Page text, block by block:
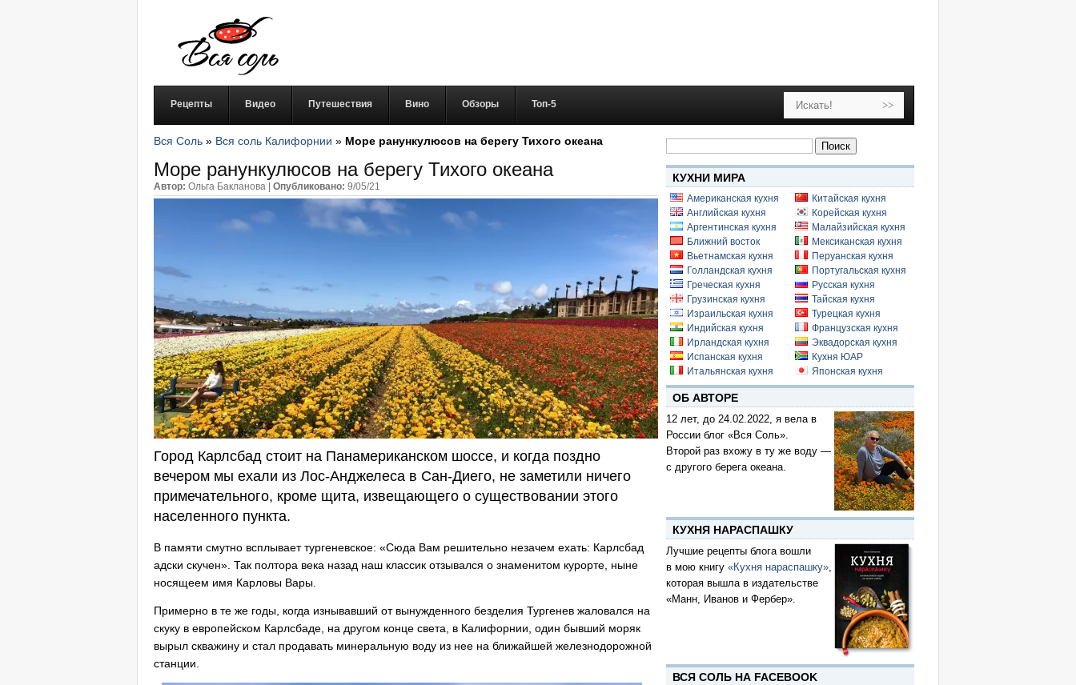
Рецепты Видео Путешествия Вино Обзоры Топ-5
Вся Соль » Вся соль Калифорнии » Море ранункулюсов на берегу Тихого океана
Море ранункулюсов на берегу Тихого океана
Автор: Ольга Бакланова | Опубликовано: 9/05/21
Город Карлсбад стоит на Панамериканском шоссе, и когда поздно
вечером мы ехали из Лос-Анджелеса в Сан-Диего, не заметили ничего
примечательного, кроме щита, извещающего о существовании этого
населенного пункта.
В памяти смутно всплывает тургеневское: «Сюда Вам решительно незачем ехать: Карлсбад
адски скучен». Так полтора века назад наш классик отзывался о знаменитом курорте, ныне
носящеем имя Карловы Вары.
Примерно в те же годы, когда изнывавший от вынужденного безделия Тургенев жаловался на
скуку в европейском Карлсбаде, на другом конце света, в Калифорнии, один бывший моряк
вырыл скважину и стал продавать минеральную воду из нее на ближайшей железнодорожной
станции.
Найти:
КУХНИ МИРА
Американская кухня
Английская кухня
Аргентинская кухня
Ближний восток
Вьетнамская кухня
Голландская кухня
Греческая кухня
Грузинская кухня
Израильская кухня
Индийская кухня
Ирландская кухня
Испанская кухня
Итальянская кухня
Китайская кухня
Корейская кухня
Малайзийская кухня
Мексиканская кухня
Перуанская кухня
Португальская кухня
Русская кухня
Тайская кухня
Турецкая кухня
Французская кухня
Эквадорская кухня
Кухня ЮАР
Японская кухня
ОБ АВТОРЕ
12 лет, до 24.02.2022, я вела в
России блог «Вся Соль».
Второй раз вхожу в ту же воду —
с другого берега океана.
КУХНЯ НАРАСПАШКУ
Лучшие рецепты блога вошли
в мою книгу «Кухня нараспашку»,
которая вышла в издательстве
«Манн, Иванов и Фербер».
ВСЯ СОЛЬ НА FACEBOOK